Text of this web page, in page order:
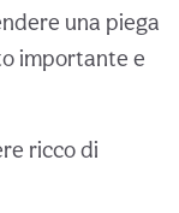
una piega
importante e
ricco di